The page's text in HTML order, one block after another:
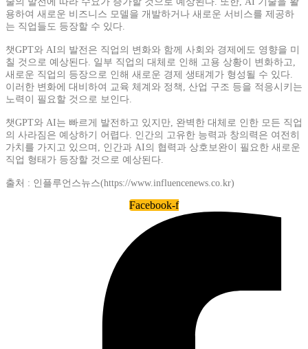
용하여 새로운 비즈니스 모델을 개발하거나 새로운 서비스를 제공하
는 직업들도 등장할 수 있다.
챗GPT와 AI의 발전은 직업의 변화와 함께 사회와 경제에도 영향을 미
칠 것으로 예상된다. 일부 직업의 대체로 인해 고용 상황이 변화하고,
새로운 직업의 등장으로 인해 새로운 경제 생태계가 형성될 수 있다.
이러한 변화에 대비하여 교육 체계와 정책, 산업 구조 등을 적응시키는
노력이 필요할 것으로 보인다.
챗GPT와 AI는 빠르게 발전하고 있지만, 완벽한 대체로 인한 모든 직업
의 사라짐은 예상하기 어렵다. 인간의 고유한 능력과 창의력은 여전히
가치를 가지고 있으며, 인간과 AI의 협력과 상호보완이 필요한 새로운
직업 형태가 등장할 것으로 예상된다.
출처 : 인플루언스뉴스(https://www.influencenews.co.kr)
Facebook-f